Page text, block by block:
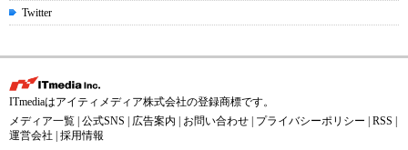
Twitter
ITmediaはアイティメディア株式会社の登録商標です。
メディア一覧 公式SNS 広告案内 お問い合わせ プライバシーポリシー RSS
運営会社
採用情報